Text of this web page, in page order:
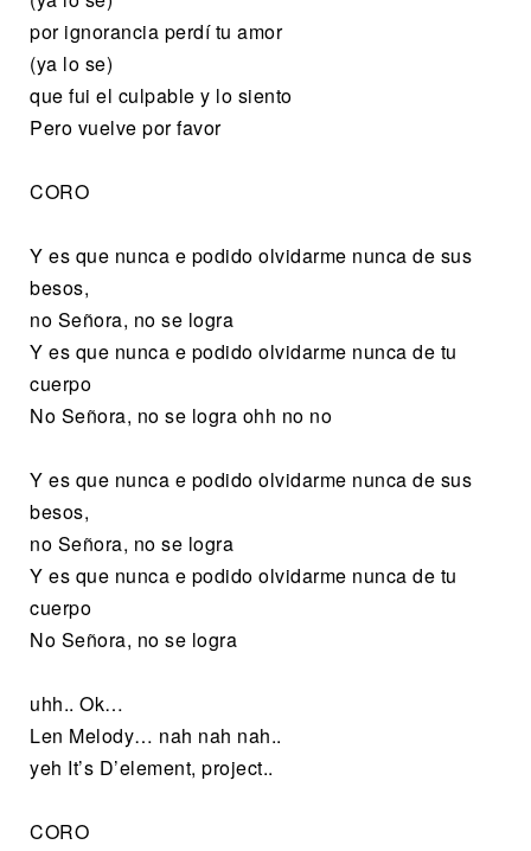
por ignorancia perdí tu amor
(ya lo se)
que fui el culpable y lo siento
Pero vuelve por favor
CORO
Y es que nunca e podido olvidarme nunca de sus
besos,
no Señora, no se logra
Y es que nunca e podido olvidarme nunca de tu
cuerpo
No Señora, no se logra ohh no no
Y es que nunca e podido olvidarme nunca de sus
besos,
no Señora, no se logra
Y es que nunca e podido olvidarme nunca de tu
cuerpo
No Señora, no se logra
uhh.. Ok…
Len Melody… nah nah nah..
yeh It’s D’element, project..
CORO